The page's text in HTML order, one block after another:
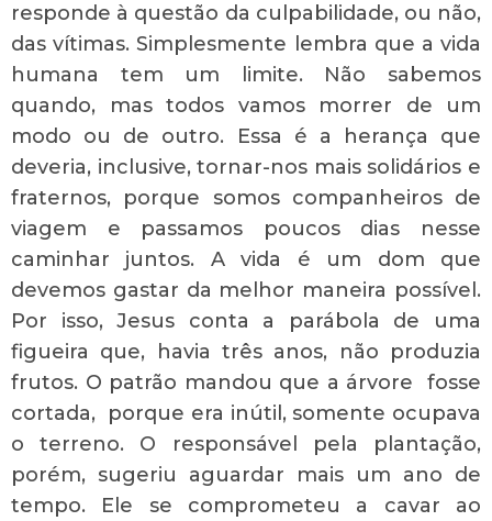
responde à questão da culpabilidade, ou não,
das vítimas. Simplesmente lembra que a vida
humana tem um limite. Não sabemos
quando, mas todos vamos morrer de um
modo ou de outro. Essa é a herança que
deveria, inclusive, tornar-nos mais solidários e
fraternos, porque somos companheiros de
viagem e passamos poucos dias nesse
caminhar juntos. A vida é um dom que
devemos gastar da melhor maneira possível.
Por isso, Jesus conta a parábola de uma
figueira que, havia três anos, não produzia
frutos. O patrão mandou que a árvore fosse
cortada, porque era inútil, somente ocupava
o terreno. O responsável pela plantação,
porém, sugeriu aguardar mais um ano de
tempo. Ele se comprometeu a cavar ao